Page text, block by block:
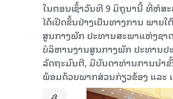
ໃນຕອນເຊົ້າວັນທີ 9 ມິຖຸນານີ້ ທີ່ຫໍສ
ໄດ້ເປີດຂຶ້ນຢ່າງເປັນທາງການ ພາ
ສູນກາງພັກ ປະທານສະພາແຫ່ງຊາ
ບໍລິຫານງານສູນກາງພັກ ປະທານປ
ລັດຖະມົນຕີ, ມີບັນດາທ່ານການນໍາ
ພ້ອມດ້ວຍພາກສ່ວນກ່ຽວຂ້ອງ ແລະ